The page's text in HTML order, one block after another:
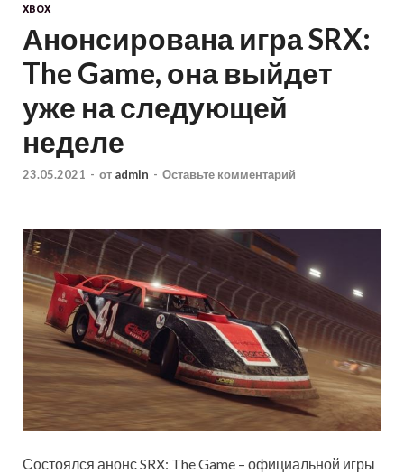
XBOX
Анонсирована игра SRX:
The Game, она выйдет
уже на следующей
неделе
23.05.2021 - от admin - Оставьте комментарий
Состоялся анонс SRX: The Game – официальной игры